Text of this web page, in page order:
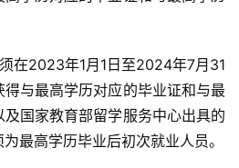
在2023年1月1日至2024年7月31
得与最高学历对应的毕业证和与最
国家教育部留学服务中心出具的
最高学历毕业后初次就业人员。